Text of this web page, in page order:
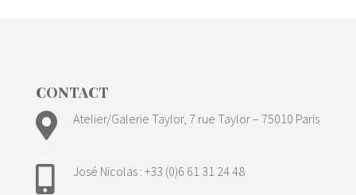
CONTACT
 Atelier/Galerie Taylor, 7 rue Taylor – 75010 Paris
 José Nicolas : +33 (0)6 61 31 24 48